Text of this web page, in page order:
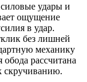
удары и
ощущение
в удар.
без лишней
механику
рассчитана
скручиванию.